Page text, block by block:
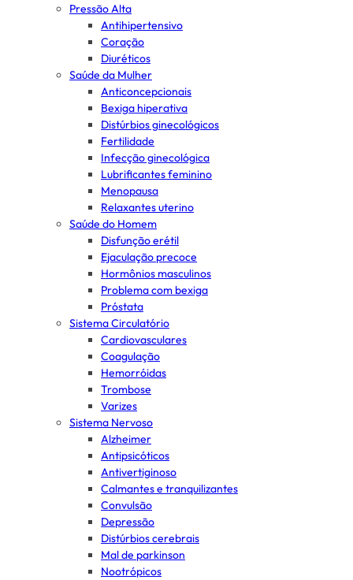
Pressão Alta
Antihipertensivo
Coração
Diuréticos
Saúde da Mulher
Anticoncepcionais
Bexiga hiperativa
Distúrbios ginecológicos
Fertilidade
Infecção ginecológica
Lubrificantes feminino
Menopausa
Relaxantes uterino
Saúde do Homem
Disfunção erétil
Ejaculação precoce
Hormônios masculinos
Problema com bexiga
Próstata
Sistema Circulatório
Cardiovasculares
Coagulação
Hemorróidas
Trombose
Varizes
Sistema Nervoso
Alzheimer
Antipsicóticos
Antivertiginoso
Calmantes e tranquilizantes
Convulsão
Depressão
Distúrbios cerebrais
Mal de parkinson
Nootrópicos